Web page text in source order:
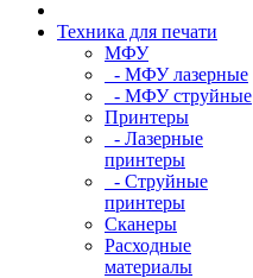
Техника для печати
МФУ
- МФУ лазерные
- МФУ струйные
Принтеры
- Лазерные
принтеры
- Струйные
принтеры
Сканеры
Расходные
материалы